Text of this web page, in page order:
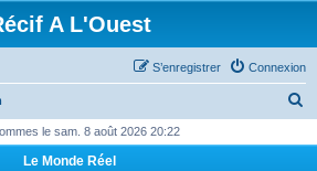
A L'Ouest
Connexion
S’enregistrer
le sam. 8 août 2026 20:22
Le Monde Réel